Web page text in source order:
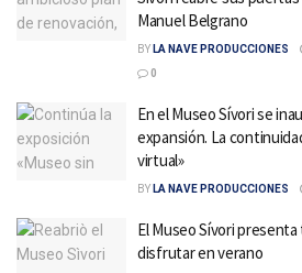
Manuel Belgrano
BY LA NAVE PRODUCCIONES
0
En el Museo Sívori se
expansión. La
virtual»
BY LA NAVE PRODUCCIONES
El Museo Sívori
disfrutar en verano